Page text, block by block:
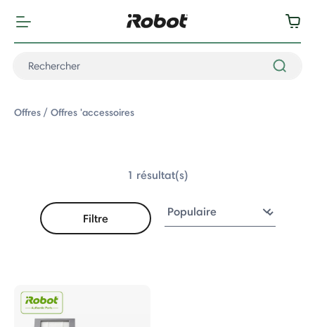
Offres Offres 'accessoires
1 résultat(s)
Filtre